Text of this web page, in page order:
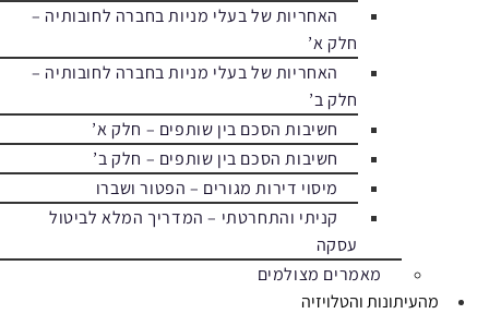
האחריות של בעלי מניות בחברה לחובותיה –
חלק א’
האחריות של בעלי מניות בחברה לחובותיה –
חלק ב’
חשיבות הסכם בין שותפים – חלק א’
חשיבות הסכם בין שותפים – חלק ב’
מיסוי דירות מגורים – הפטור ושברו
קניתי והתחרטתי – המדריך המלא לביטול
עסקה
מאמרים מצולמים
מהעיתונות והטלויזיה